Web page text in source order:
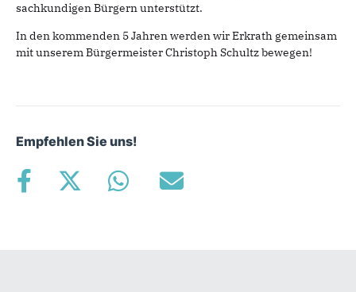
sachkundigen Bürgern unterstützt.
In den kommenden 5 Jahren werden wir Erkrath gemeinsam
mit unserem Bürgermeister Christoph Schultz bewegen!
Empfehlen Sie uns!